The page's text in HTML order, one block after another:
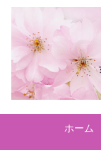
ホーム